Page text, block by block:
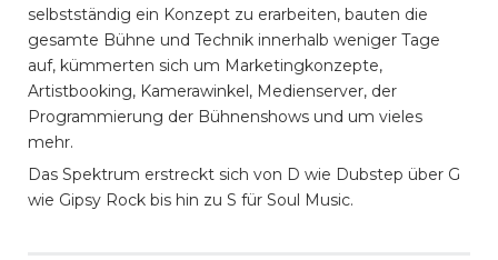
selbstständig ein Konzept zu erarbeiten, bauten die
gesamte Bühne und Technik innerhalb weniger Tage
auf, kümmerten sich um Marketingkonzepte,
Artistbooking, Kamerawinkel, Medienserver, der
Programmierung der Bühnenshows und um vieles
mehr.
Das Spektrum erstreckt sich von D wie Dubstep über G
wie Gipsy Rock bis hin zu S für Soul Music.